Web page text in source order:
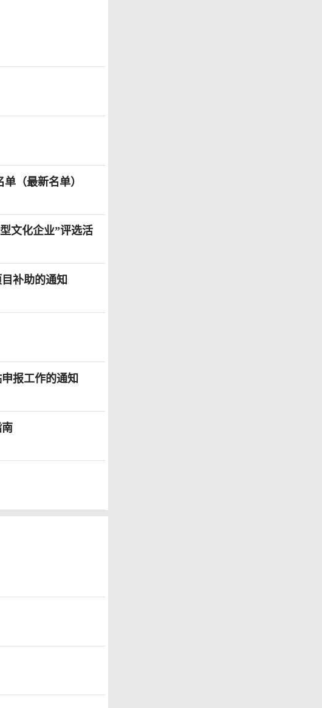
（最新名单）
文化企业”评选活
补助的通知
报工作的通知